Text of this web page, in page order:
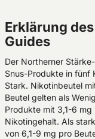
Erklärung
Guides
Der Northerner
Snus-Produkte in fünf
Stark. Nikotinbeutel
Beutel gelten als
Produkte mit 3,1-6 mg
Nikotingehalt. Als
von 6,1-9 mg pro